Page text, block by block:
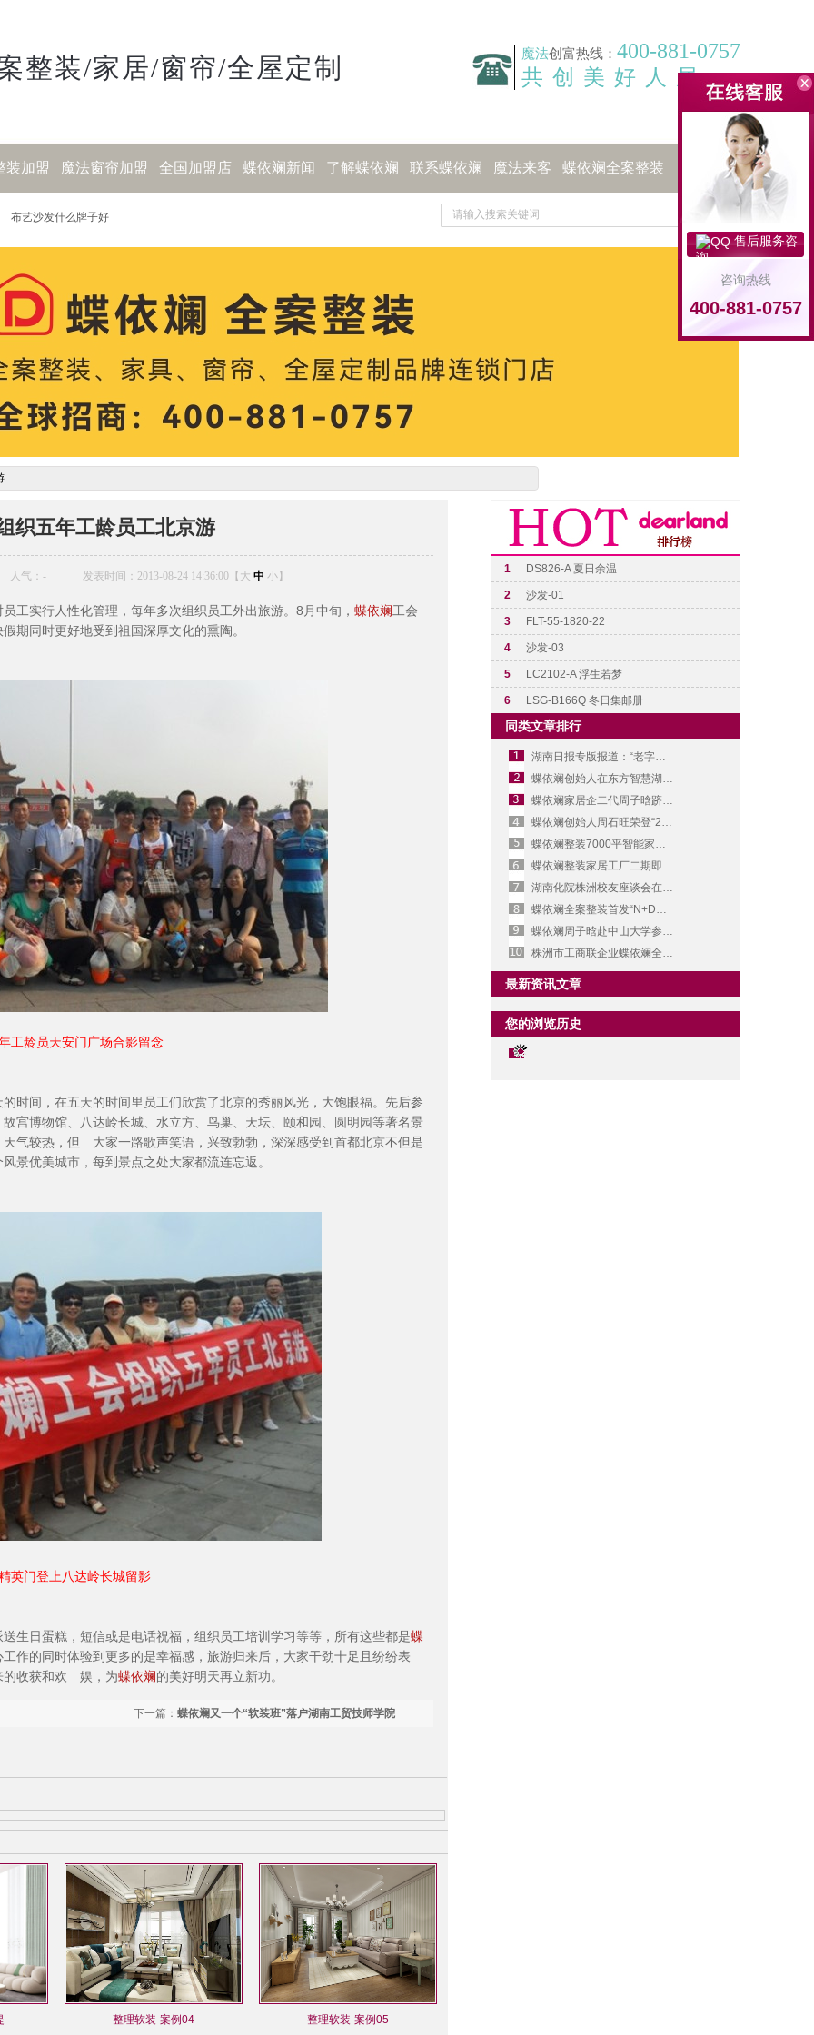
整装/家居/窗帘/全屋定制 魔法创富热线： 400-881-0757
共创美好人居
装加盟 魔法窗帘加盟 全国加盟店 蝶依斓新闻 了解蝶依斓 联系蝶依斓 魔法来客 蝶依斓全案整装
布艺沙发什么牌子好
织五年工龄员工北京游
人气： - 发表时间：2013-08-24 14:36:00【 大 中 小】
实行人性化管理，每年多次组织员工外出旅游。8月中旬， 蝶依斓工会
期同时更好地受到祖国深厚文化的熏陶。
工龄员天安门广场合影留念
间，在五天的时间里员工们欣赏了北京的秀丽风光，大饱眼福。先后参
宫博物馆、八达岭长城、水立方、鸟巢、天坛、颐和园、圆明园等著名景
气较热，但 大家一路歌声笑语，兴致勃勃，深深感受到首都北京不但是
景优美城市，每到景点之处大家都流连忘返。
英门登上八达岭长城留影
日蛋糕，短信或是电话祝福，组织员工培训学习等等，所有这些都是蝶
作的同时体验到更多的是幸福感，旅游归来后，大家干劲十足且纷纷表
的收获和欢 娱，为蝶依斓的美好明天再立新功。
下一篇： 蝶依斓又一个“软装班”落户湖南工贸技师学院
整理软装-案例04 整理软装-案例05
1 DS826-A 夏日余温
2 沙发-01
3 FLT-55-1820-22
4 沙发-03
5 LC2102-A 浮生若梦
6 LSG-B166Q 冬日集邮册
同类文章排行
湖南日报专版报道：“老字号”蝶依斓32年创新故事
蝶依斓创始人在东方智慧湖南同学会年会分享新媒体破局
蝶依斓家居企二代周子晗跻身“2026家居红人榜”
蝶依斓创始人周石旺荣登“2026家居红人榜”
蝶依斓整装7000平智能家居工厂（二期）开建
蝶依斓整装家居工厂二期即将正式动工
湖南化院株洲校友座谈会在蝶依斓全案整装召开
蝶依斓全案整装首发“N+D美好人居”，重塑理想家装
蝶依斓周子晗赴中山大学参加株洲民营经济人士“赋能充电”培训班
株洲市工商联企业蝶依斓全案整装助困捐赠数万元家具
最新资讯文章
您的浏览历史
售后服务咨
询
咨询热线
400-881-0757